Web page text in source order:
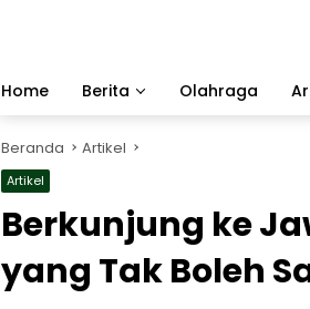
Home
Berita Olahraga
Beranda Artikel
Artikel
Berkunjung ke
yang Tak Boleh